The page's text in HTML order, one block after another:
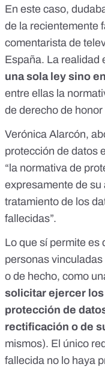
En este caso,
de la recientemente
comentarista de
España. La realidad
una sola ley sino
entre ellas la
de derecho de
Verónica Alarcón,
protección de datos
“la normativa de
expresamente de su
tratamiento de los
fallecidas”.
Lo que sí permite es
personas
o de hecho, como
solicitar ejercer
protección de
rectificación o de
mismos). El único
fallecida no lo haya